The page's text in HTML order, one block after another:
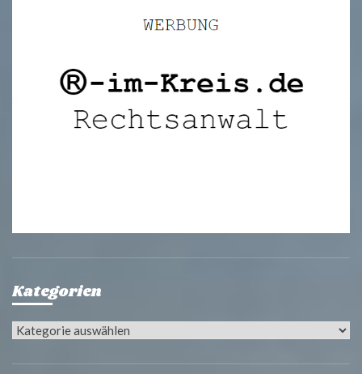
Kategorien
Kategorien